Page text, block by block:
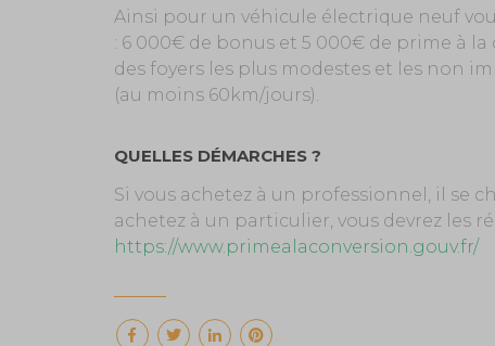
Ainsi pour un véhicule électrique neuf
: 6 000€ de bonus et 5 000€ de prime à
des foyers les plus modestes et les non
(au moins 60km/jours).
QUELLES DÉMARCHES ?
Si vous achetez à un professionnel, il se
achetez à un particulier, vous devrez les
https://www.primealaconversion.gouv.fr/